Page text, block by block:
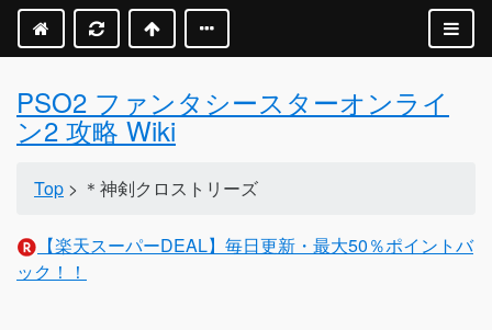
PSO2 ファンタシースターオンライ
ン2 攻略 Wiki
Top > ＊神剣クロストリーズ
【楽天スーパーDEAL】毎日更新・最大50％ポイントバ
ック！！